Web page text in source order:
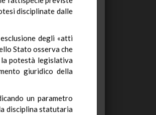
disciplinate dalle
degli «atti
Stato osserva che
la potestà legislativa
giuridico della
un parametro
disciplina statutaria